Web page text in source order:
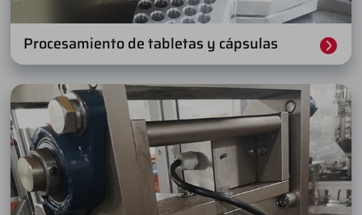
Procesamiento de tabletas y cápsulas